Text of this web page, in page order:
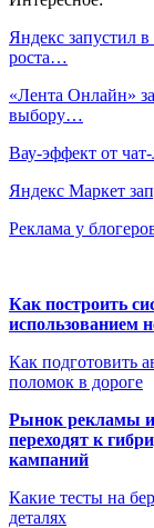
Яндекс запустил
роста…
«Лента Онлайн»
выбору…
Вау-эффект от
Яндекс Маркет
Реклама у
Как построить
использованием
Как подготовить
поломок в дороге
Рынок рекламы и
переходят к
кампаний
Какие тесты на
деталях